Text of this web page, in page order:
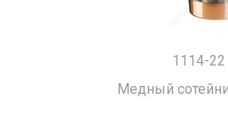
1114-22
Медный